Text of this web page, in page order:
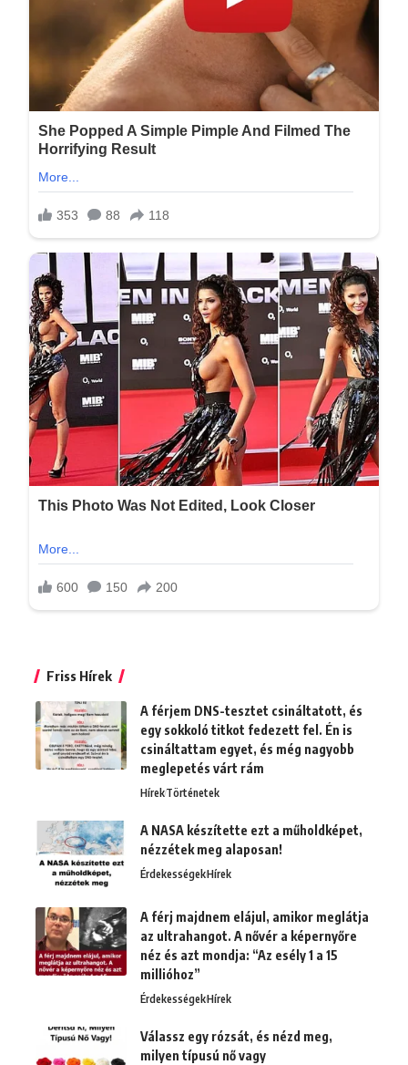
Friss Hírek
A férjem DNS-tesztet csináltatott, és
egy sokkoló titkot fedezett fel. Én is
csináltattam egyet, és még nagyobb
meglepetés várt rám
HírekTörténetek
A NASA készítette ezt a műholdképet,
nézzétek meg alaposan!
ÉrdekességekHírek
A férj majdnem elájul, amikor meglátja
az ultrahangot. A nővér a képernyőre
néz és azt mondja: “Az esély 1 a 15
millióhoz”
ÉrdekességekHírek
Válassz egy rózsát, és nézd meg,
milyen típusú nő vagy